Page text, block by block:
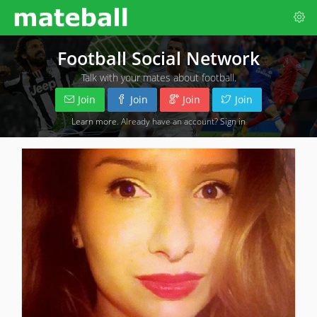
Football Social Network
Talk with your mates about football.
Join
Join Join Join
Learn more . Already have an account?Sign in